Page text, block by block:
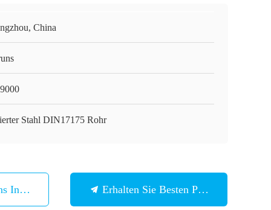
China
Stahl DIN17175 Rohr
In Verbindung Erhalten Sie Besten Preis